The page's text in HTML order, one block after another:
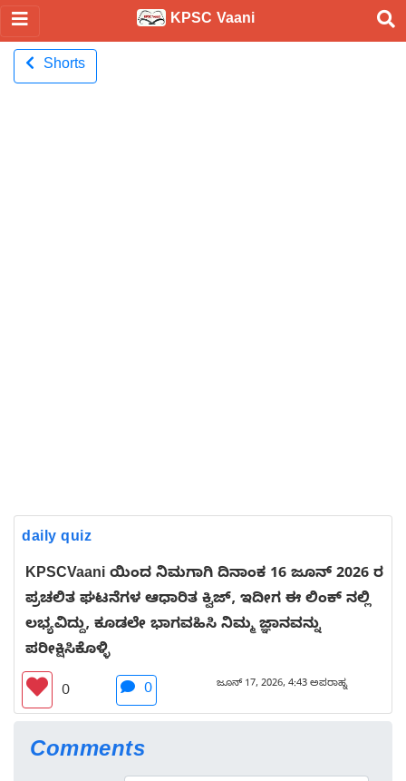
KPSC Vaani
Shorts
daily quiz
KPSCVaani ಯಿಂದ ನಿಮಗಾಗಿ ದಿನಾಂಕ 16 ಜೂನ್ 2026 ರ
ಪ್ರಚಲಿತ ಘಟನೆಗಳ ಆಧಾರಿತ ಕ್ವಿಜ್, ಇದೀಗ ಈ ಲಿಂಕ್ ನಲ್ಲಿ
ಲಭ್ಯವಿದ್ದು, ಕೂಡಲೇ ಭಾಗವಹಿಸಿ ನಿಮ್ಮ ಜ್ಞಾನವನ್ನು
ಪರೀಕ್ಷಿಸಿಕೊಳ್ಳಿ
0 0 ಜೂನ್ 17, 2026, 4:43 ಅಪರಾಹ್ನ
Comments